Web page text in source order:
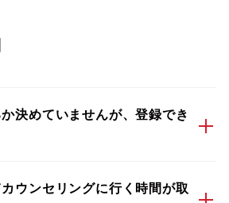
決めていませんが、登録でき
ウンセリングに行く時間が取